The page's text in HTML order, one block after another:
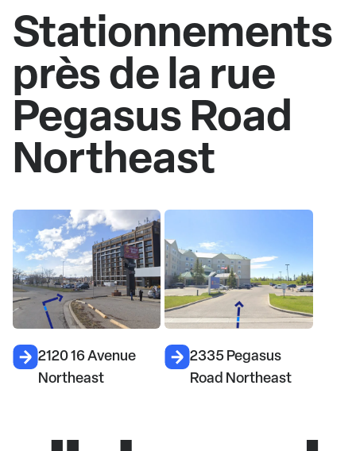
Stationnements
près de la rue
Pegasus Road
Northeast
2120 16 Avenue
Northeast
2335 Pegasus
Road Northeast